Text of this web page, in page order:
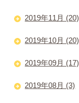
2019年11月 (20)
2019年10月 (20)
2019年09月 (17)
2019年08月 (3)